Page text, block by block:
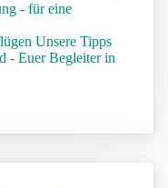
- für eine
Unsere Tipps
- Euer Begleiter in